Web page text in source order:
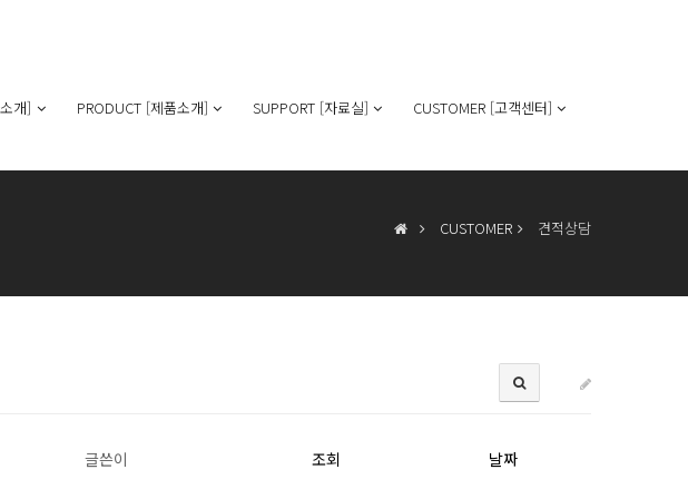
개] PRODUCT [제품소개] SUPPORT [자료실] CUSTOMER [고객센터]
CUSTOMER 견적상담
글쓴이 조회 날짜